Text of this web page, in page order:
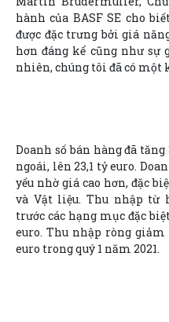
hành của BASF SE cho
được đặc trưng bởi giá
hơn đáng kể cũng như sự
nhiên, chúng tôi đã có một
Doanh số bán hàng đã
ngoái, lên 23,1 tỷ euro.
yếu nhờ giá cao hơn, đặc
và Vật liệu. Thu nhập từ
trước các hạng mục đặc
euro. Thu nhập ròng giảm
euro trong quý 1 năm 2021.